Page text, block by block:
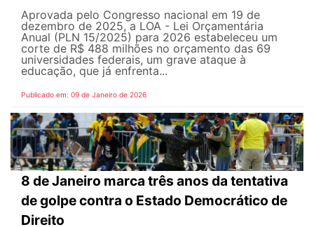
Aprovada pelo Congresso nacional em 19 de
dezembro de 2025, a LOA - Lei Orçamentária
Anual (PLN 15/2025) para 2026 estabeleceu um
corte de R$ 488 milhões no orçamento das 69
universidades federais, um grave ataque à
educação, que já enfrenta...
Publicado em: 09 de Janeiro de 2026
8 de Janeiro marca três anos da tentativa
de golpe contra o Estado Democrático de
Direito